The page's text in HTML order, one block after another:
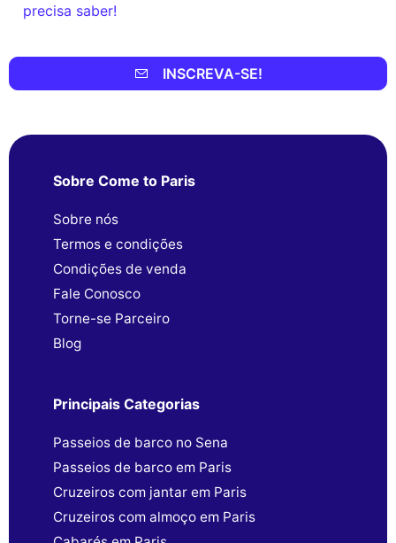
precisa saber!
INSCREVA-SE!
Sobre Come to Paris
Sobre nós
Termos e condições
Condições de venda
Fale Conosco
Torne-se Parceiro
Blog
Principais Categorias
Passeios de barco no Sena
Passeios de barco em Paris
Cruzeiros com jantar em Paris
Cruzeiros com almoço em Paris